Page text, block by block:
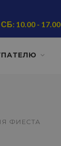
10.00 - 17.00
ФИЕСТА